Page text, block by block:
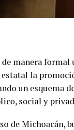
manera
la
un esquema
social y
de Michoacán,